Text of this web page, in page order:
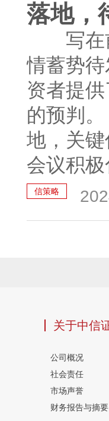
落地，
写在
情蓄势
资者提
的预判
地，关
会议积
信策略
关于中信
公司概况
社会责任
市场声誉
财务报告与摘要